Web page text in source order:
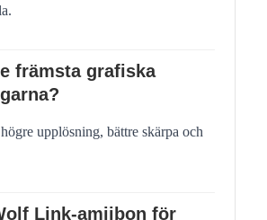
främsta grafiska
upplösning, bättre skärpa och
Link-amiibon för